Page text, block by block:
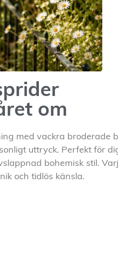
om
med vackra broderade
uttryck. Perfekt för
bohemisk stil.
och tidlös känsla.